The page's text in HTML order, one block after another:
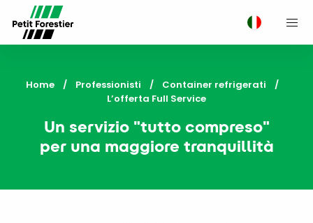
Home Professionisti
Container refrigerati
Current:
L’offerta Full Service
Un servizio "tutto compreso"
per una maggiore tranquillità